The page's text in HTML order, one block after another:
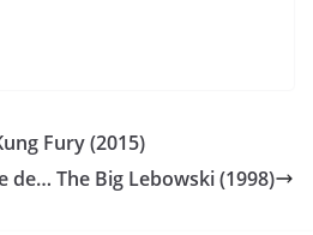
Fury (2015)
de… The Big Lebowski (1998)